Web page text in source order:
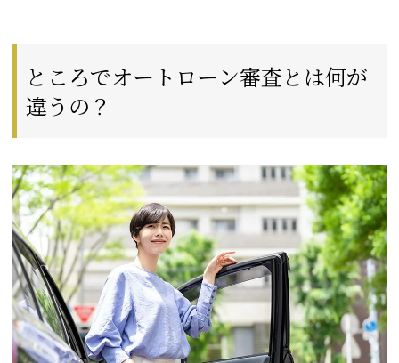
ところでオートローン審査とは何が
違うの？